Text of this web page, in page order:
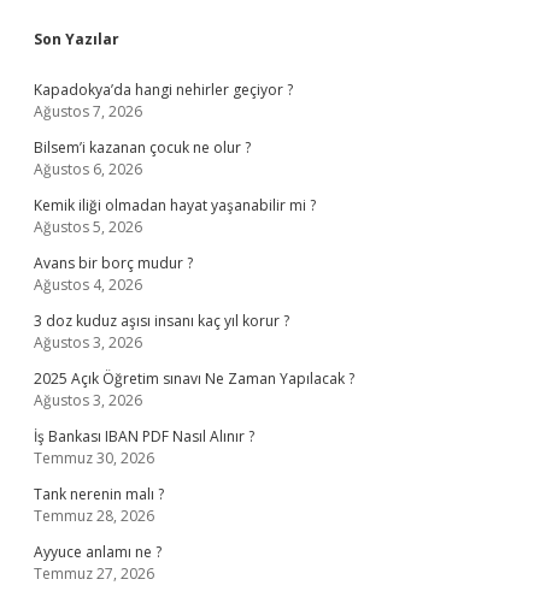
Sidebar
Son Yazılar
Kapadokya’da hangi nehirler geçiyor ?
Ağustos 7, 2026
Bilsem’i kazanan çocuk ne olur ?
Ağustos 6, 2026
Kemik iliği olmadan hayat yaşanabilir mi ?
Ağustos 5, 2026
Avans bir borç mudur ?
Ağustos 4, 2026
3 doz kuduz aşısı insanı kaç yıl korur ?
Ağustos 3, 2026
2025 Açık Öğretim sınavı Ne Zaman Yapılacak ?
Ağustos 3, 2026
İş Bankası IBAN PDF Nasıl Alınır ?
Temmuz 30, 2026
Tank nerenin malı ?
Temmuz 28, 2026
Ayyuce anlamı ne ?
Temmuz 27, 2026